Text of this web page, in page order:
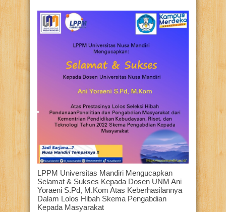
LPPM Universitas Mandiri Mengucapkan
Selamat & Sukses Kepada Dosen UNM Ani
Yoraeni S.Pd, M.Kom Atas Keberhasilannya
Dalam Lolos Hibah Skema Pengabdian
Kepada Masyarakat